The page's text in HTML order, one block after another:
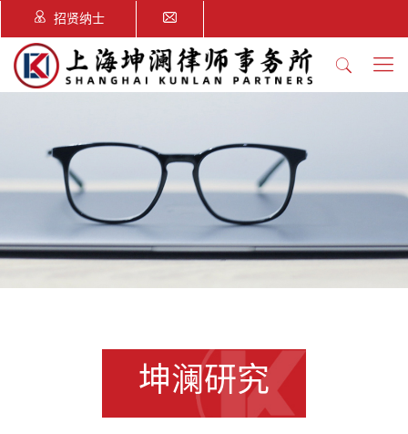
招贤纳士
坤澜研究